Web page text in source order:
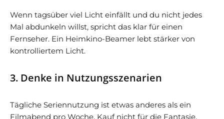
Wenn tagsüber viel Licht einfällt und du nicht jedes
Mal abdunkeln willst, spricht das klar für einen
Fernseher. Ein Heimkino-Beamer lebt stärker von
kontrolliertem Licht.
3. Denke in Nutzungsszenarien
Tägliche Seriennutzung ist etwas anderes als ein
Filmabend pro Woche. Kauf nicht für die Fantasie,